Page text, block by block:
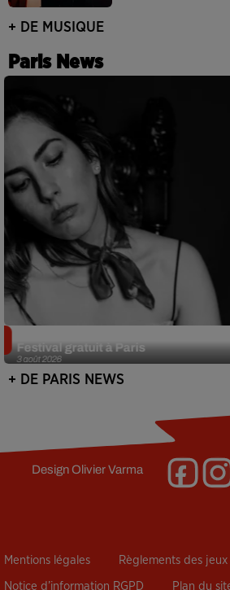
+ DE MUSIQUE
Paris News
3 août 2026
Festival gratuit à Paris
+ DE PARIS NEWS
DesignOlivier Varma
Mentions légales Règlements des jeux
Notice d’information RGPD Plan du